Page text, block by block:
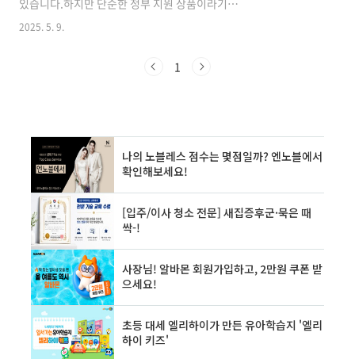
쏙 파헤쳐 본다면, 여러분도 똑똑한 부동산 자산
가가 될 수 있답니다. 자, 그럼 시작해 볼까요?
### Q1. 40대 중산층, 왜 절세형 부동산 포트폴
있습니다.하지만 단순한 정부 지원 상품이라기보
다, 전략적으로 활용해야 손해를 안 봅니다.오늘
은 실제 가입자 입장에서 청년도약계좌 혜택과
래의 경제적 자유를 찾아야 한다. “5년 5천만 원?
며, 5년간 5,000만 원까지 모을 수 있다는 점에서
관심을 끌고 있습니다.가입조건: 연소득 7,500만
원 이하, 가구소득 중위 180% 이하정부지원금:
최대 연 240만 원의무기간:..
2025. 5. 9.
1